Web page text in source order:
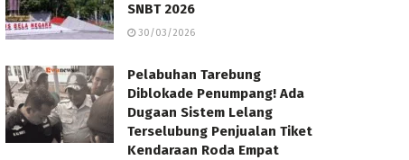
SNBT 2026
30/03/2026
Pelabuhan Tarebung
Diblokade Penumpang! Ada
Dugaan Sistem Lelang
Terselubung Penjualan Tiket
Kendaraan Roda Empat